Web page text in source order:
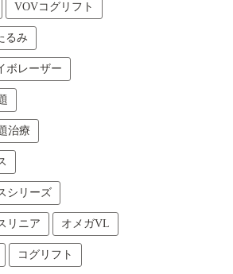
VOVコグリフト
るみ
ボレーザー
治療
シリーズ
リニア オメガVL
コグリフト